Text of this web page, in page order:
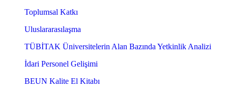
Toplumsal Katkı
Uluslararasılaşma
TÜBİTAK Üniversitelerin Alan Bazında Yetkinlik Analizi
İdari Personel Gelişimi
BEUN Kalite El Kitabı